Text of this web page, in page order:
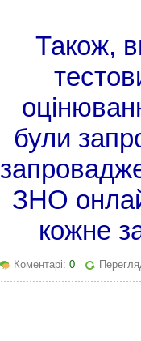
Також,
були
ЗНО
кожне
Коментарі: 0